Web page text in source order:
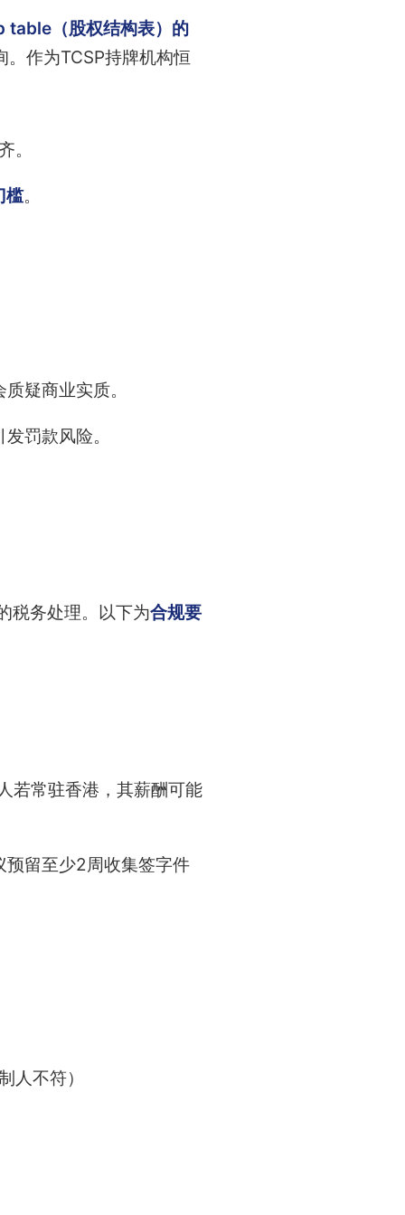
table（股权结构表）的
作为TCSP持牌机构恒
。
槛。
疑商业实质。
罚款风险。
税务处理。以下为合规要
若常驻香港，其薪酬可能
预留至少2周收集签字件
人不符）